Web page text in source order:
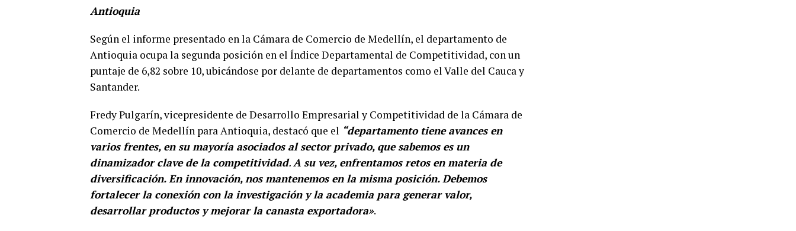
Antioquia
Según el informe presentado en la Cámara de Comercio de Medellín, el departamento de
Antioquia ocupa la segunda posición en el Índice Departamental de Competitividad, con un
puntaje de 6,82 sobre 10, ubicándose por delante de departamentos como el Valle del Cauca y
Santander.
Fredy Pulgarín, vicepresidente de Desarrollo Empresarial y Competitividad de la Cámara de
Comercio de Medellín para Antioquia, destacó que el “departamento tiene avances en
varios frentes, en su mayoría asociados al sector privado, que sabemos es un
dinamizador clave de la competitividad.A su vez, enfrentamos retos en materia de
diversificación. En innovación, nos mantenemos en la misma posición. Debemos
fortalecer la conexión con la investigación y la academia para generar valor,
desarrollar productos y mejorar la canasta exportadora».